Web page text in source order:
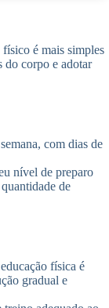
é mais simples
do corpo e adotar
com dias de
nível de preparo
de
física é
gradual e